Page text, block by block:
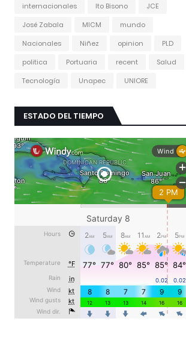
internacionales
Ito Bisono
JCE
José Zabala
MICM
mundo
Nacionales
Niñez opinion
PLD
politica
Portuaria recent
Salud
Tecnología
Unapec UNIORE
ESTADO DEL TIEMPO